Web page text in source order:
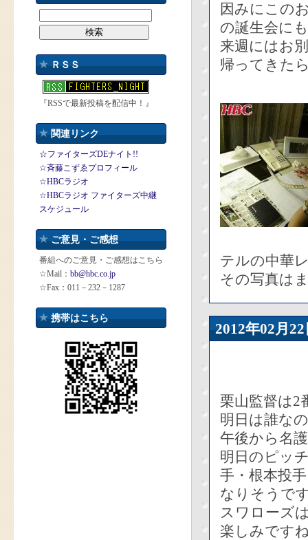
ＲＳＳ
『RSSで最新投稿を配信中！』
関連リンク
☆ファイターズDEナイト!!
☆斉藤こずゑプロフィール
☆HBCラジオ
☆HBCラジオ ファイターズ中継
スケジュール
ご意見・ご感想
番組へのご意見・ご感想はこちら
☆Mail： bb@hbc.co.jp
☆Fax：011－232－1287
携帯はこちら
因みにこの
の誕生会に
来週にはお
帰ってきた
テルの中華
その写真は
2012年02
栗山監督は2
明日は誰な
午後から名
明日のピッ
手・根本投
なりそうで
スワローズ
楽しみです